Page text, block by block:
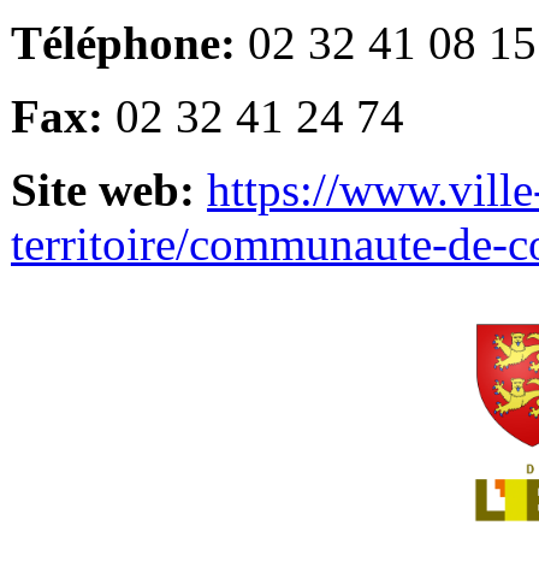
Téléphone: 02 32 41 08 15
Fax: 02 32 41 24 74
Site web: https://
territoire/communaute-de-